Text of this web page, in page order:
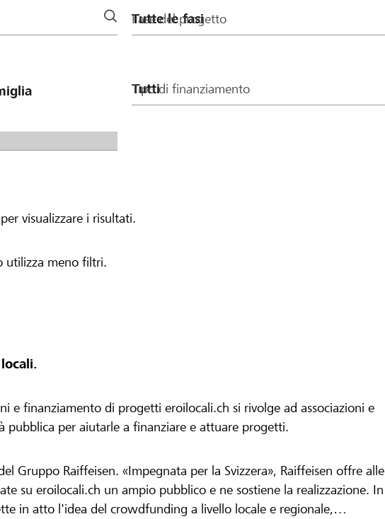
Fase del progetto
Tipo di finanziamento
visualizzare i risultati.
utilizza meno filtri.
e finanziamento di progetti eroilocali.ch si rivolge ad associazioni e
pubblica per aiutarle a finanziare e attuare progetti.
Gruppo Raiffeisen. «Impegnata per la Svizzera», Raiffeisen offre alle
su eroilocali.ch un ampio pubblico e ne sostiene la realizzazione. In
in atto l'idea del crowdfunding a livello locale e regionale,